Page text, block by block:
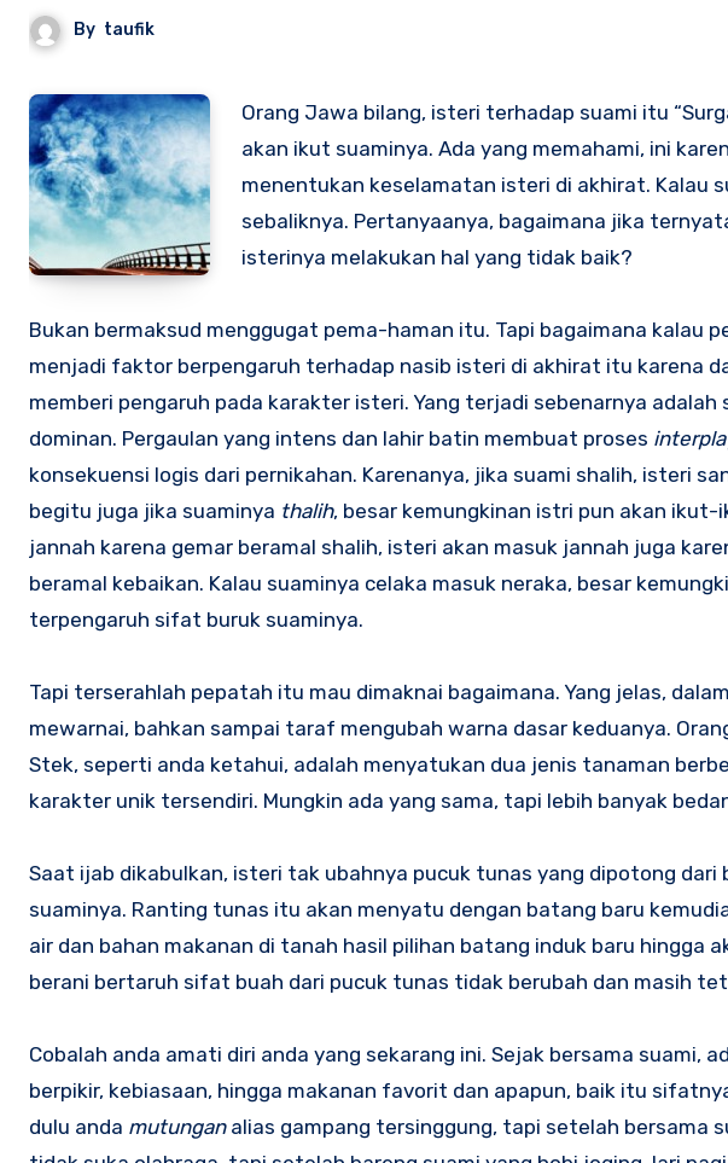
By taufik
Orang Jawa bilang, isteri terhadap suami itu
akan ikut suaminya. Ada yang memahami, ini
menentukan keselamatan isteri di akhirat. Kalau
sebaliknya. Pertanyaanya, bagaimana jika
isterinya melakukan hal yang tidak baik?
Bukan bermaksud menggugat pema-haman itu. Tapi bagaimana kalau
menjadi faktor berpengaruh terhadap nasib isteri di akhirat itu karena
memberi pengaruh pada karakter isteri. Yang terjadi sebenarnya
dominan. Pergaulan yang intens dan lahir batin membuat proses
konsekuensi logis dari pernikahan. Karenanya, jika suami shalih, isteri
begitu juga jika suaminya thalih, besar kemungkinan istri pun akan ikut-
jannah karena gemar beramal shalih, isteri akan masuk jannah juga
beramal kebaikan. Kalau suaminya celaka masuk neraka, besar
terpengaruh sifat buruk suaminya.
Tapi terserahlah pepatah itu mau dimaknai bagaimana. Yang jelas,
mewarnai, bahkan sampai taraf mengubah warna dasar keduanya.
Stek, seperti anda ketahui, adalah menyatukan dua jenis tanaman
karakter unik tersendiri. Mungkin ada yang sama, tapi lebih banyak
Saat ijab dikabulkan, isteri tak ubahnya pucuk tunas yang dipotong
suaminya. Ranting tunas itu akan menyatu dengan batang baru
air dan bahan makanan di tanah hasil pilihan batang induk baru hingga
berani bertaruh sifat buah dari pucuk tunas tidak berubah dan masih
Cobalah anda amati diri anda yang sekarang ini. Sejak bersama suami,
berpikir, kebiasaan, hingga makanan favorit dan apapun, baik itu
dulu anda mutunganalias gampang tersinggung, tapi setelah bersama